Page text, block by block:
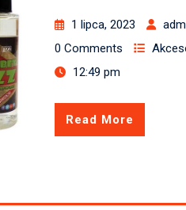
1 lipca, 2023
0 Comments
12:49 pm
Read More